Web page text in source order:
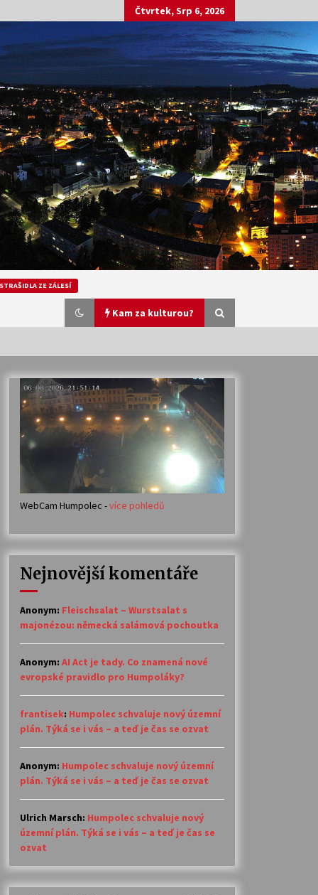
Čtvrtek, Srp 6, 2026
ZE ZÁLESÍ
Kam za kulturou?
Veselí muzikanti
30. 7. 2026
Votavžatský ploty
23. 7. 2026
14. 7. 2026
30. 6. 2026
WebCam Humpolec -více pohledů
Nejnovější komentáře
Anonym: Fleischsalat – Wurstsalat s
majonézou: německá salámová pochoutka
Anonym: AI Act je tady. Co znamená nové
evropské pravidlo pro Humpoláky?
frantisek: Humpolec schvaluje nový územní
plán. Týká se i vás – a teď je čas se ozvat
Anonym: Humpolec schvaluje nový územní
plán. Týká se i vás – a teď je čas se ozvat
Ulrich Marsch: Humpolec schvaluje nový
územní plán. Týká se i vás – a teď je čas se
ozvat